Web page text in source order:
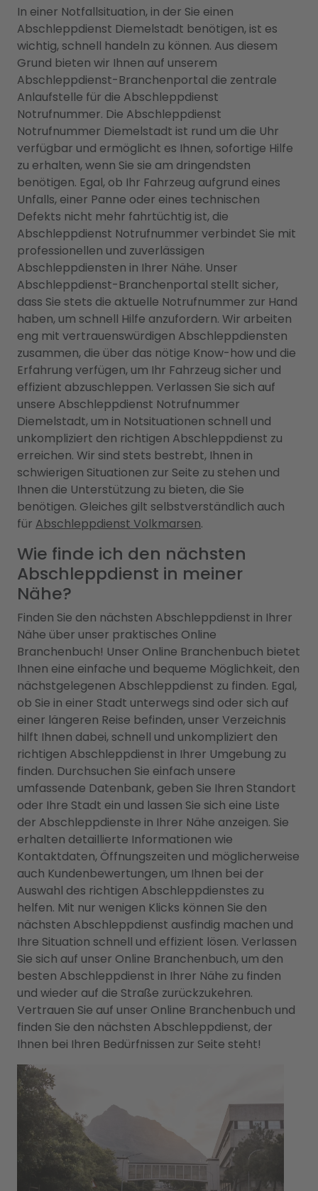
In einer Notfallsituation, in der Sie einen
Abschleppdienst Diemelstadt benötigen, ist es
wichtig, schnell handeln zu können. Aus diesem
Grund bieten wir Ihnen auf unserem
Abschleppdienst-Branchenportal die zentrale
Anlaufstelle für die Abschleppdienst
Notrufnummer. Die Abschleppdienst
Notrufnummer Diemelstadt ist rund um die Uhr
verfügbar und ermöglicht es Ihnen, sofortige Hilfe
zu erhalten, wenn Sie sie am dringendsten
benötigen. Egal, ob Ihr Fahrzeug aufgrund eines
Unfalls, einer Panne oder eines technischen
Defekts nicht mehr fahrtüchtig ist, die
Abschleppdienst Notrufnummer verbindet Sie mit
professionellen und zuverlässigen
Abschleppdiensten in Ihrer Nähe. Unser
Abschleppdienst-Branchenportal stellt sicher,
dass Sie stets die aktuelle Notrufnummer zur Hand
haben, um schnell Hilfe anzufordern. Wir arbeiten
eng mit vertrauenswürdigen Abschleppdiensten
zusammen, die über das nötige Know-how und die
Erfahrung verfügen, um Ihr Fahrzeug sicher und
effizient abzuschleppen. Verlassen Sie sich auf
unsere Abschleppdienst Notrufnummer
Diemelstadt, um in Notsituationen schnell und
unkompliziert den richtigen Abschleppdienst zu
erreichen. Wir sind stets bestrebt, Ihnen in
schwierigen Situationen zur Seite zu stehen und
Ihnen die Unterstützung zu bieten, die Sie
benötigen. Gleiches gilt selbstverständlich auch
für Abschleppdienst Volkmarsen.
Wie finde ich den nächsten
Abschleppdienst in meiner
Nähe?
Finden Sie den nächsten Abschleppdienst in Ihrer
Nähe über unser praktisches Online
Branchenbuch! Unser Online Branchenbuch bietet
Ihnen eine einfache und bequeme Möglichkeit, den
nächstgelegenen Abschleppdienst zu finden. Egal,
ob Sie in einer Stadt unterwegs sind oder sich auf
einer längeren Reise befinden, unser Verzeichnis
hilft Ihnen dabei, schnell und unkompliziert den
richtigen Abschleppdienst in Ihrer Umgebung zu
finden. Durchsuchen Sie einfach unsere
umfassende Datenbank, geben Sie Ihren Standort
oder Ihre Stadt ein und lassen Sie sich eine Liste
der Abschleppdienste in Ihrer Nähe anzeigen. Sie
erhalten detaillierte Informationen wie
Kontaktdaten, Öffnungszeiten und möglicherweise
auch Kundenbewertungen, um Ihnen bei der
Auswahl des richtigen Abschleppdienstes zu
helfen. Mit nur wenigen Klicks können Sie den
nächsten Abschleppdienst ausfindig machen und
Ihre Situation schnell und effizient lösen. Verlassen
Sie sich auf unser Online Branchenbuch, um den
besten Abschleppdienst in Ihrer Nähe zu finden
und wieder auf die Straße zurückzukehren.
Vertrauen Sie auf unser Online Branchenbuch und
finden Sie den nächsten Abschleppdienst, der
Ihnen bei Ihren Bedürfnissen zur Seite steht!